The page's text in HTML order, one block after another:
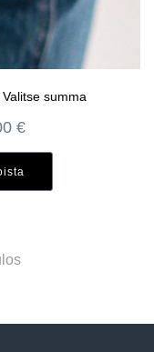
summa
€Hintaluokka: